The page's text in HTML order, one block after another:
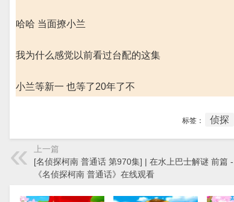
哈哈 当面撩小兰
我为什么感觉以前看过台配的这集
小兰等新一 也等了20年了不
标签： 侦探
上一篇
[名侦探柯南 普通话 第970集] | 在水上巴士解谜 前篇
《名侦探柯南 普通话》在线观看